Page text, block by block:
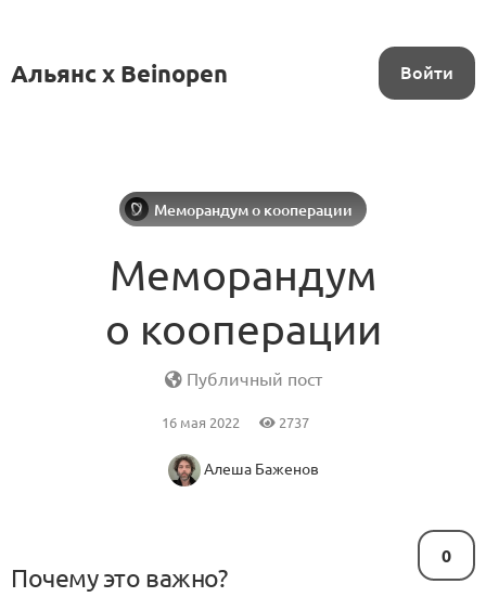
Альянс x Beinopen Войти
Меморандум о кооперации
Меморандум
о кооперации
Публичный пост
16 мая 2022 2737
Алеша Баженов
0
Почему это важно?